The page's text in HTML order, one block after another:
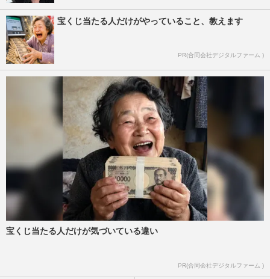
宝くじ当たる人だけがやっていること、教えます
PR(合同会社デジタルファーム )
宝くじ当たる人だけが気づいている違い
PR(合同会社デジタルファーム )